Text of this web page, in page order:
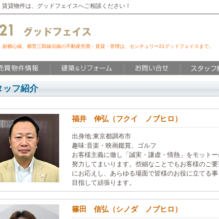
貸物件は、グッドフェイスへご相談ください！
副都心線、都営三田線沿線の不動産売買・賃貸・管理は、センチュリー21グッドフェイスまで。
ッフ紹介
福井 伸弘（フクイ ノブヒロ）
出身地:東京都調布市
趣味:音楽・映画鑑賞、ゴルフ
お客様主義に徹し「誠実・謙虚・情熱」をモット
努力してまいります。些細なことでもお客様のご
にお応えし、あらゆる場面で皆様のお役に立てる
目指して頑張ります。
篠田 信弘（シノダ ノブヒロ）